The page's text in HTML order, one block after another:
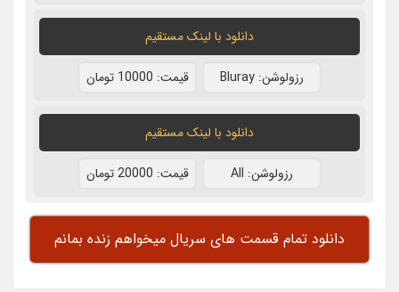
دانلود با لينک مستقيم
رزولوشن: Bluray قيمت: 10000 تومان
دانلود با لينک مستقيم
رزولوشن: All قيمت: 20000 تومان
دانلود تمام قسمت های سریال میخواهم زنده بمانم